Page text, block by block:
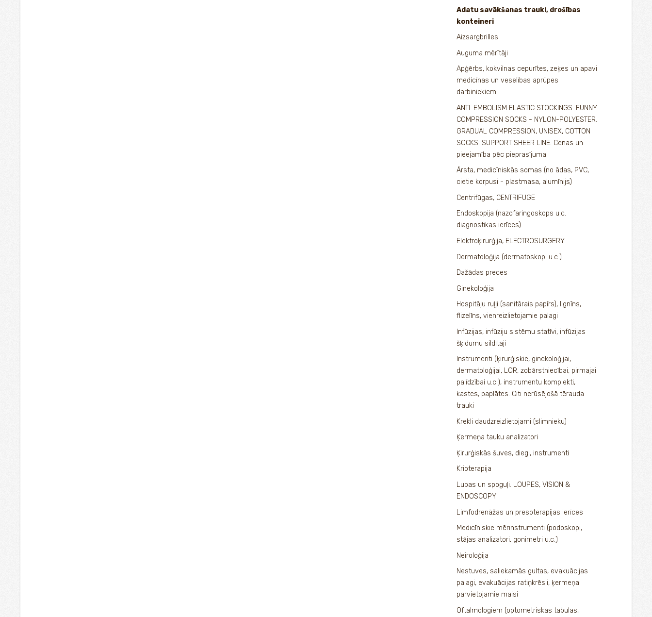
Adatu savākšanas trauki, drošības
konteineri
Aizsargbrilles
Auguma mērītāji
Apģērbs, kokvilnas cepurītes, zeķes un apavi
medicīnas un veselības aprūpes
darbiniekiem
ANTI-EMBOLISM ELASTIC STOCKINGS. FUNNY
COMPRESSION SOCKS - NYLON-POLYESTER.
GRADUAL COMPRESSION, UNISEX, COTTON
SOCKS. SUPPORT SHEER LINE. Cenas un
pieejamība pēc pieprasījuma
Ārsta, medicīniskās somas (no ādas, PVC,
cietie korpusi - plastmasa, alumīnijs)
Centrifūgas, CENTRIFUGE
Endoskopija (nazofaringoskops u.c.
diagnostikas ierīces)
Elektroķirurģija, ELECTROSURGERY
Dermatoloģija (dermatoskopi u.c.)
Dažādas preces
Ginekoloģija
Hospitāļu ruļļi (sanitārais papīrs), lignīns,
flizelīns, vienreizlietojamie palagi
Infūzijas, infūziju sistēmu statīvi, infūzijas
šķidumu sildītāji
Instrumenti (ķirurģiskie, ginekoloģijai,
dermatoloģijai, LOR, zobārstniecībai, pirmajai
palīdzībai u.c.), instrumentu komplekti,
kastes, paplātes. Citi nerūsējošā tērauda
trauki
Krekli daudzreizlietojami (slimnieku)
Ķermeņa tauku analizatori
Ķirurģiskās šuves, diegi, instrumenti
Krioterapija
Lupas un spoguļi. LOUPES, VISION &
ENDOSCOPY
Limfodrenāžas un presoterapijas ierīces
Medicīniskie mērinstrumenti (podoskopi,
stājas analizatori, gonimetri u.c.)
Neiroloģija
Nestuves, saliekamās gultas, evakuācijas
palagi, evakuācijas ratiņkrēsli, ķermeņa
pārvietojamie maisi
Oftalmologiem (optometriskās tabulas,